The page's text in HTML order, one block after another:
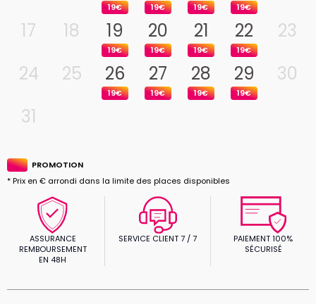
19€ 19€ 19€ 19€
17
18 19
19€
20
19€
21
19€
22
19€
23
24
25 26
19€
27
19€
28
19€
29
19€
30
31
PROMOTION
* Prix en € arrondi dans la limite des places disponibles
ASSURANCE
REMBOURSEMENT
EN 48H
SERVICE CLIENT 7 / 7
PAIEMENT 100%
SÉCURISÉ